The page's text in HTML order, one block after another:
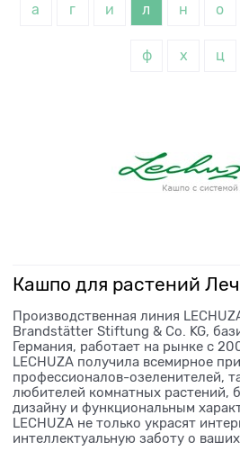
а г и л н о
ф х ц
Кашпо для растений
Производственная линия
Brandstätter Stiftung & Co. KG,
Германия, работает на рынке с
LECHUZA получила всемирное
профессионалов-озеленителей,
любителей комнатных растений,
дизайну и функциональным
LECHUZA не только украсят
интеллектуальную заботу о ваших